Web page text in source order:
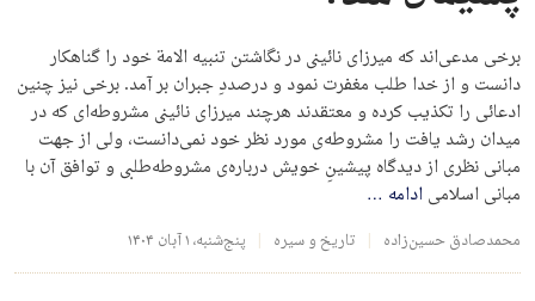
برخی مدعی‌اند که میرزای نائینی در نگاشتن تنبیه الامة خود را گناهکار
دانست و از خدا طلب مغفرت نمود و درصددِ جبران بر آمد. برخی نیز چنین
ادعائی را تکذیب کرده و معتقدند هرچند میرزای نائینی مشروطه‌ای که در
میدان رشد یافت را مشروطه‌ی مورد نظر خود نمی‌دانست، ولی از جهت
مبانی نظری از دیدگاه پیشینِ خویش درباره‌ی مشروطه‌طلبی و توافق آن با
مبانی اسلامیادامه …
محمدصادق حسین‌زاده تاریخ و سیره پنج‌شنبه، ۱ آبان ۱۴۰۴